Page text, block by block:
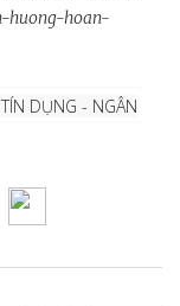
huong-hoan-
DỤNG - NGÂN